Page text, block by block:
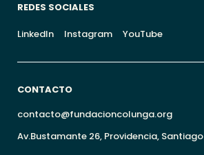
REDES SOCIALES
LinkedIn Instagram YouTube
CONTACTO
contacto@fundacioncolunga.org
Av.Bustamante 26, Providencia, Santiago